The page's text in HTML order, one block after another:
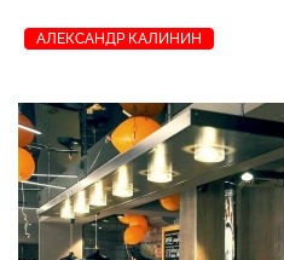
АЛЕКСАНДР КАЛИНИН